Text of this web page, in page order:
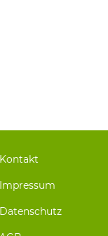
Kontakt
Impressum
Datenschutz